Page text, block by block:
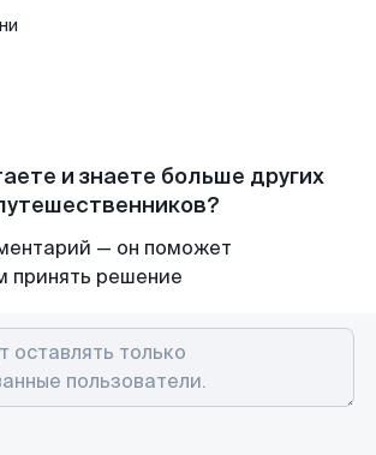
и знаете больше других
— он поможет
принять решение